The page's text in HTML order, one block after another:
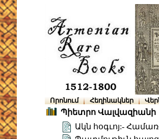
Որոնում Հեղինակներ
Պիետրո Վալվազիանի
Ակն հօգւոյ:-